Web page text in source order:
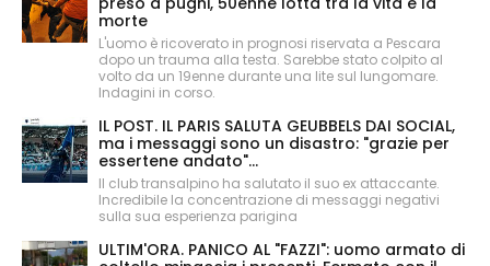
morte
L'uomo è ricoverato in prognosi riservata a Pescara
dopo un trauma alla testa. Sarebbe stato colpito al
volto da un 19enne durante una lite sul lungomare.
Indagini in corso.
IL POST. IL PARIS SALUTA GEUBBELS DAI SOCIAL,
ma i messaggi sono un disastro: "grazie per
essertene andato"...
Il club transalpino ha salutato il suo ex attaccante.
Incredibile la concentrazione di messaggi negativi
sulla sua esperienza parigina
ULTIM'ORA. PANICO AL "FAZZI": uomo armato di